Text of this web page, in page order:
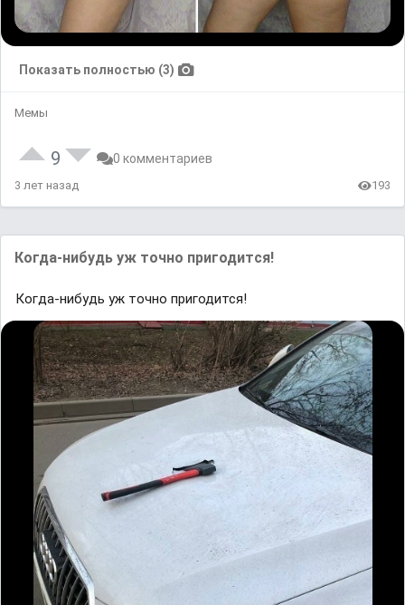
Показать полностью (3)
Мемы
9 0 комментариев
3 лет назад 193
Когда-нибудь уж точно пригодится!
Когда-нибудь уж точно пригодится!